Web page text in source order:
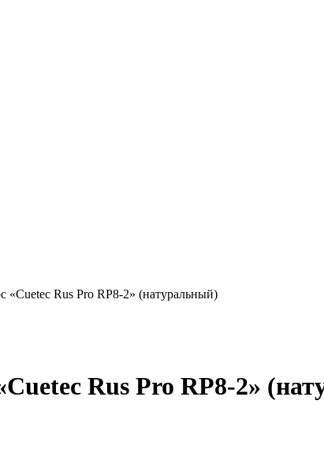
«Cuetec Rus Pro RP8-2» (натуральный)
Rus Pro RP8-2»